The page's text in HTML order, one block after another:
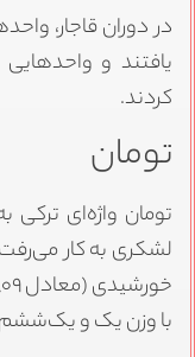
در دوران قاجار،
یافتند و
کردند.
تومان
تومان واژه‌ای
با وزن یک و